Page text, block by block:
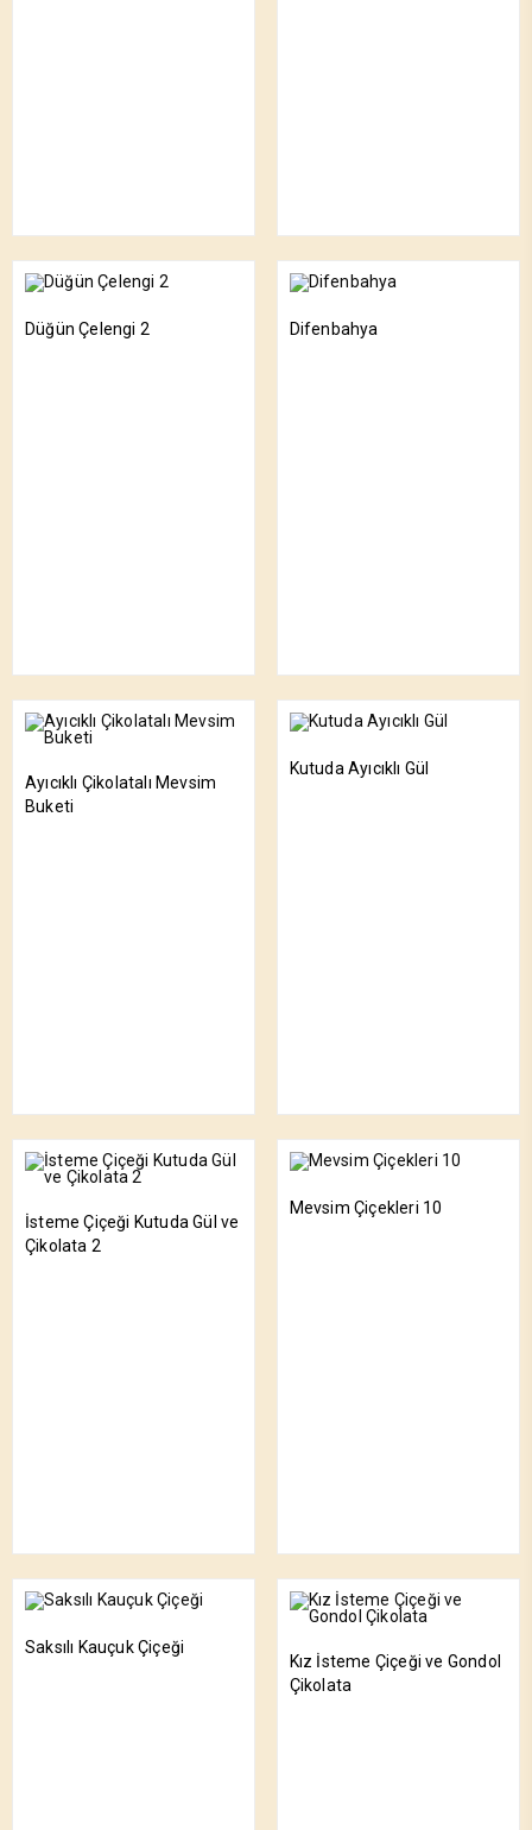
Düğün Çelengi 2 Difenbahya
Ayıcıklı Çikolatalı Mevsim
Buketi
Kutuda Ayıcıklı Gül
İsteme Çiçeği Kutuda Gül ve
Çikolata 2
Mevsim Çiçekleri 10
Saksılı Kauçuk Çiçeği
Kız İsteme Çiçeği ve Gondol
Çikolata